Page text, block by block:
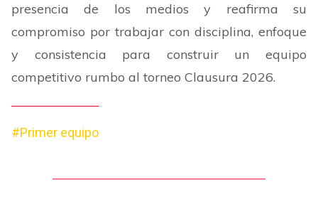
presencia de los medios y reafirma su
compromiso por trabajar con disciplina, enfoque
y consistencia para construir un equipo
competitivo rumbo al torneo Clausura 2026.
#Primer equipo